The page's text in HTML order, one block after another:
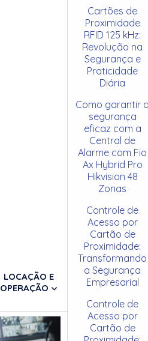
LOCAÇÃO E
OPERAÇÃO
Cartões de
Proximidade
RFID 125 kHz:
Revolução na
Segurança e
Praticidade
Diária
Como garantir a
segurança
eficaz com a
Central de
Alarme com Fio
Ax Hybrid Pro
Hikvision 48
Zonas
Controle de
Acesso por
Cartão de
Proximidade:
Transformando
a Segurança
Empresarial
Controle de
Acesso por
Cartão de